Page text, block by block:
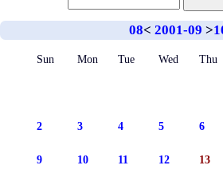
08< 2001-09 >
Sun Mon Tue Wed Thu
2 3 4 5 6
9 10 11 12 13